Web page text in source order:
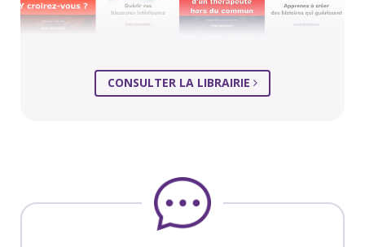
CONSULTER LA LIBRAIRIE